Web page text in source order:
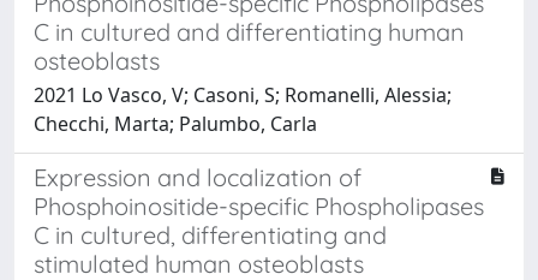
C in cultured and differentiating human
osteoblasts
2021 Lo Vasco, V; Casoni, S; Romanelli, Alessia;
Checchi, Marta; Palumbo, Carla
Expression and localization of
Phosphoinositide-specific Phospholipases
C in cultured, differentiating and
stimulated human osteoblasts